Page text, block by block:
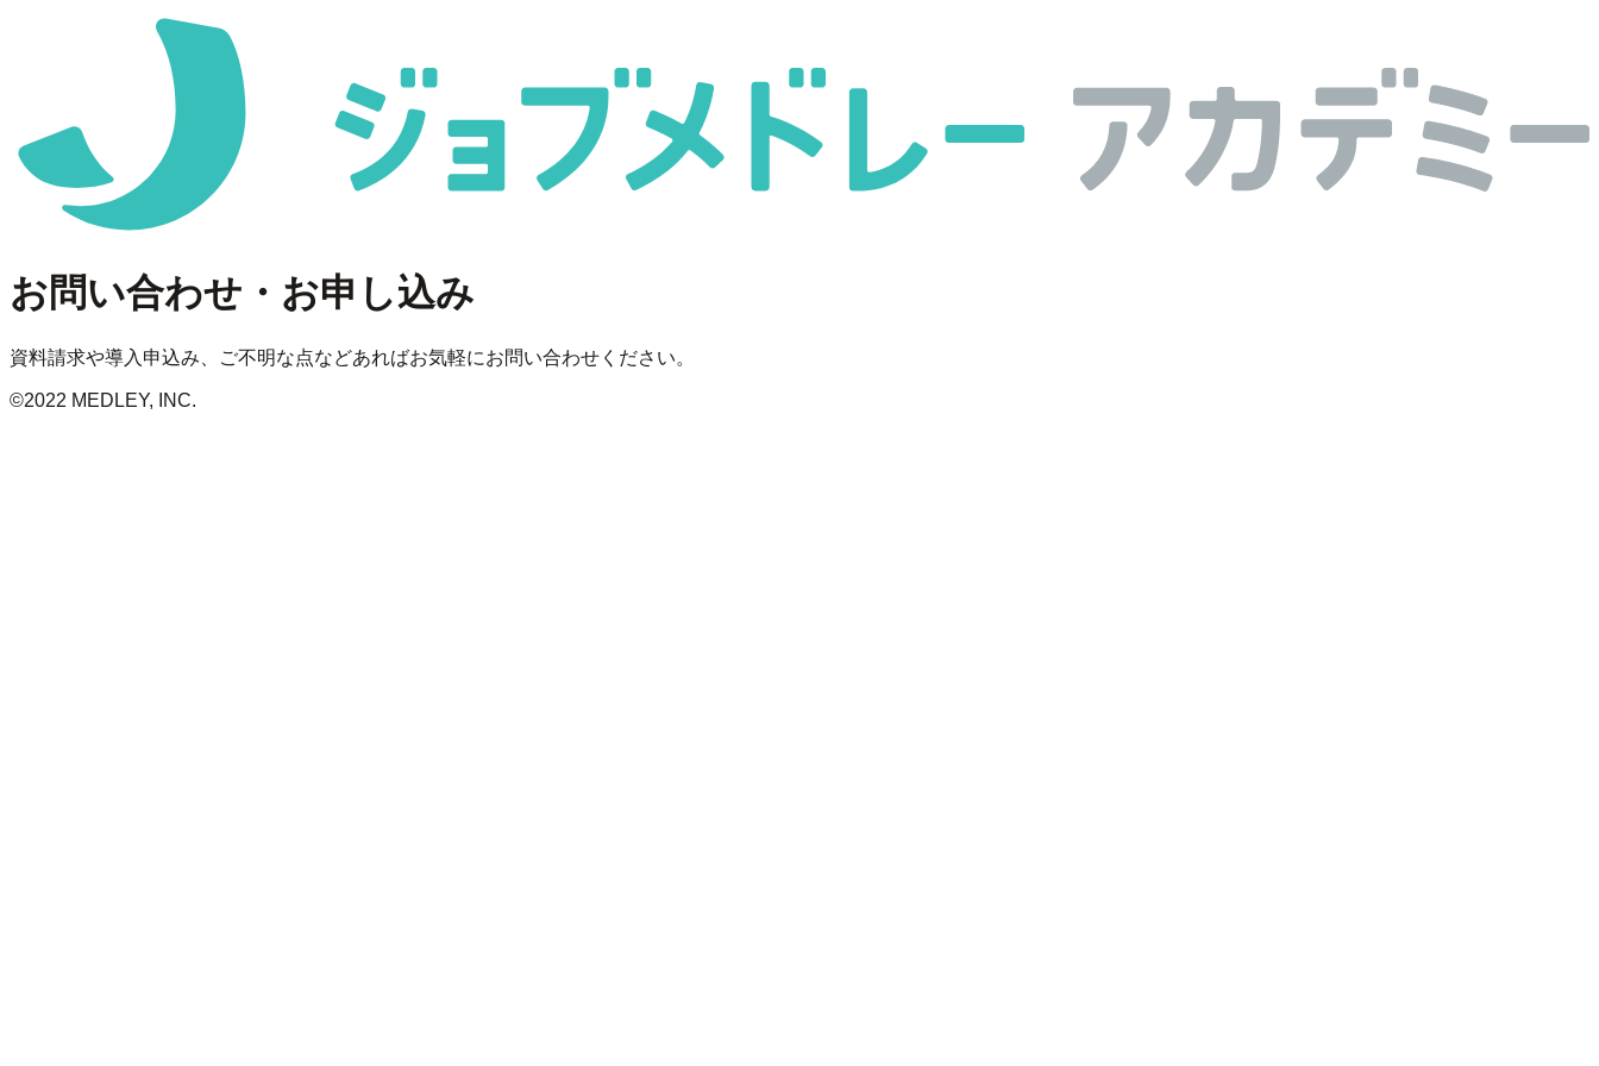
お問い合わせ・お申し込み
資料請求や導入申込み、ご不明な点などあればお気軽にお問い合わせください。
©2022 MEDLEY, INC.